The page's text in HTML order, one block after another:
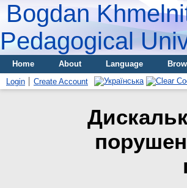
Bogdan
Pedagogical
Home About Language
Login
Create Account